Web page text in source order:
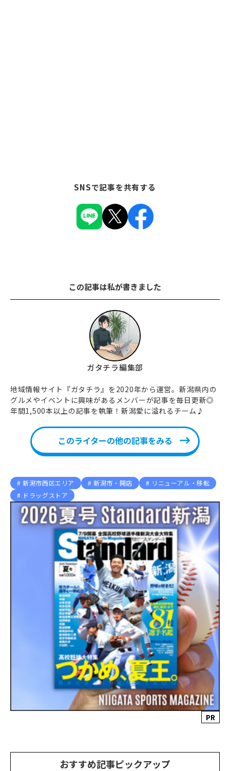
SNSで記事を共有する
この記事は私が書きました
ガタチラ編集部
地域情報サイト『ガタチラ』を2020年から運営。新潟県内の
グルメやイベントに興味があるメンバーが記事を毎日更新◎
年間1,500本以上の記事を執筆！新潟愛に溢れるチーム♪
このライターの他の記事をみる
新潟市西区エリア 新潟市・開店
リニューアル・移転
ドラッグストア
PR
おすすめ記事ピックアップ